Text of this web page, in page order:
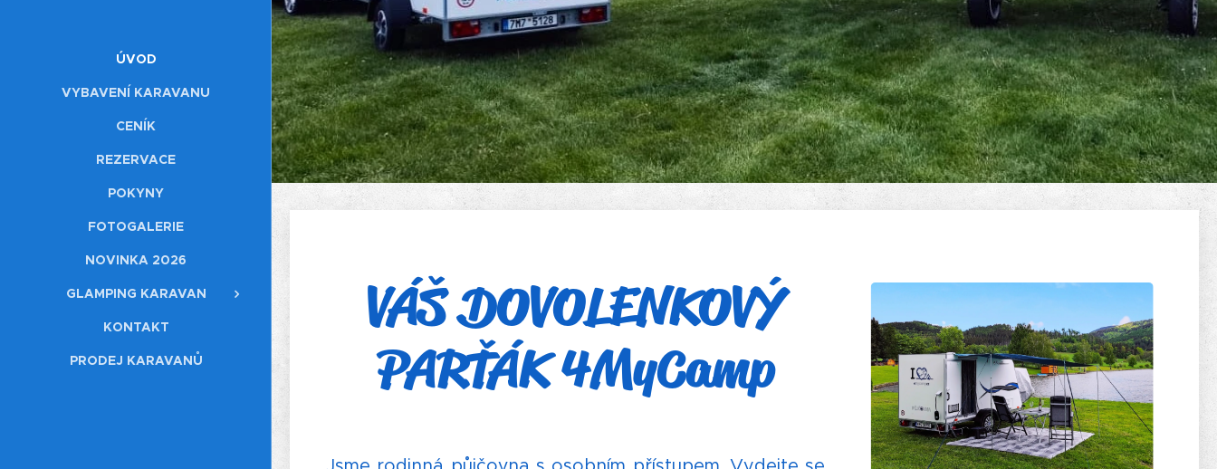
ÚVOD
VYBAVENÍ KARAVANU
CENÍK
REZERVACE
POKYNY
FOTOGALERIE
NOVINKA 2026
GLAMPING KARAVAN
KONTAKT
PRODEJ KARAVANŮ
VÁŠ DOVOLENKOVÝ
PARŤÁK 4MyCamp